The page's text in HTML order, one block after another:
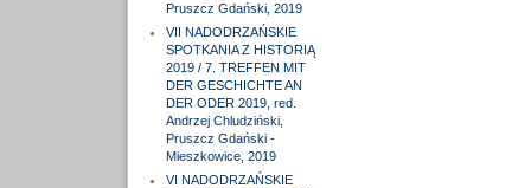
Pruszcz Gdański, 2019
VII NADODRZAŃSKIE
SPOTKANIA Z HISTORIĄ
2019 / 7. TREFFEN MIT
DER GESCHICHTE AN
DER ODER 2019, red.
Andrzej Chludziński,
Pruszcz Gdański -
Mieszkowice, 2019
VI NADODRZAŃSKIE